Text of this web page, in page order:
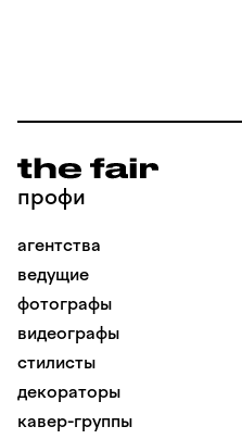
профи
агентства
ведущие
фотографы
видеографы
стилисты
декораторы
кавер-группы